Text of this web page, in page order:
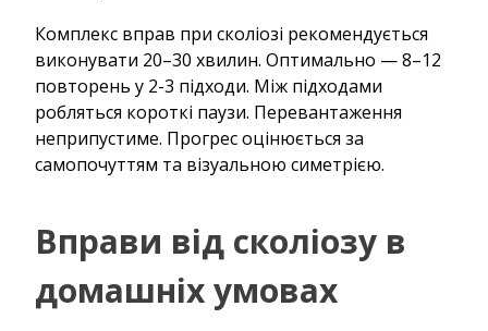
Комплекс вправ при сколіозі рекомендується
виконувати 20–30 хвилин. Оптимально — 8–12
повторень у 2-3 підходи. Між підходами
робляться короткі паузи. Перевантаження
неприпустиме. Прогрес оцінюється за
самопочуттям та візуальною симетрією.
Вправи від сколіозу в
домашніх умовах